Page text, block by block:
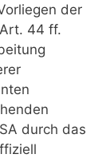
der
44 ff.
durch das